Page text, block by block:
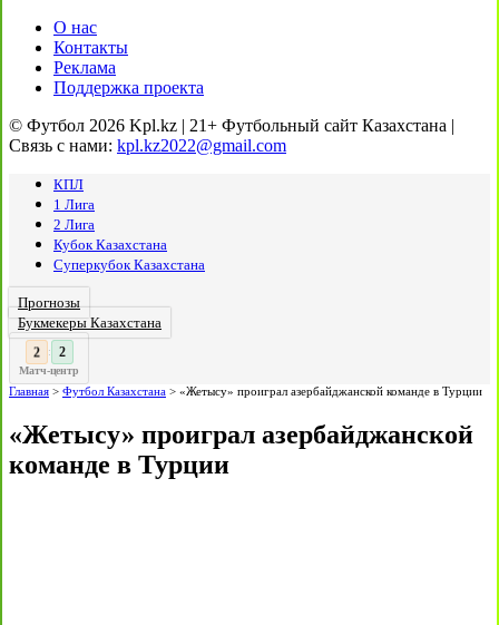
О нас
Контакты
Реклама
Поддержка проекта
© Футбол 2026 Kpl.kz | 21+ Футбольный сайт Казахстана |
Связь с нами: kpl.kz2022@gmail.com
КПЛ
1 Лига
2 Лига
Кубок Казахстана
Суперкубок Казахстана
Прогнозы
Букмекеры Казахстана
3 : 2
Матч-центр
Главная > Футбол Казахстана > «Жетысу» проиграл азербайджанской команде в Турции
«Жетысу» проиграл азербайджанской
команде в Турции